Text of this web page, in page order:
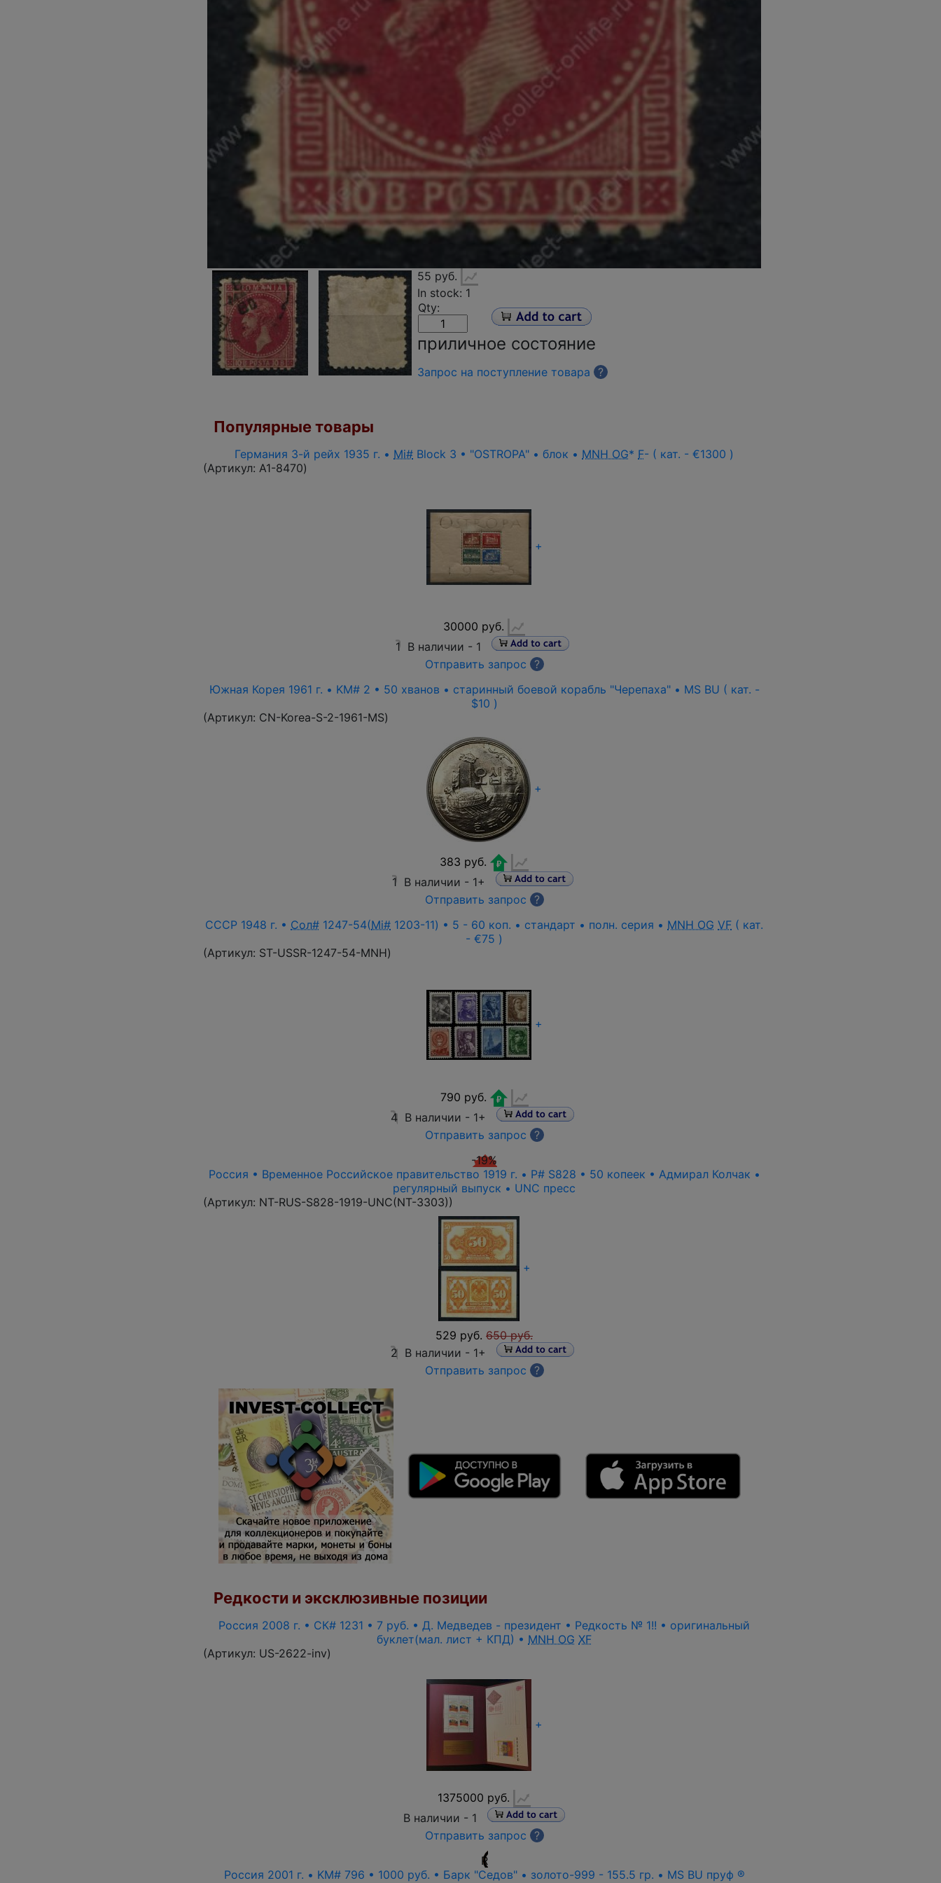
55 руб.
In stock: 1
Qty:
приличное состояние
Запрос на поступление товара ?
Популярные товары
Германия 3-й рейх 1935 г. • Mi# Block 3 • "OSTROPA" • блок • MNH OG* F- ( кат. - €1300 )
(Артикул: A1-8470)
+
30000 руб.
1 В наличии - 1
Отправить запрос
?
Южная Корея 1961 г. • KM# 2 • 50 хванов • старинный боевой корабль "Черепаха" • MS BU ( кат. -
$10 )
(Артикул: CN-Korea-S-2-1961-MS)
+
383 руб.
1 В наличии - 1+
Отправить запрос
?
СССР 1948 г. • Сол# 1247-54(Mi# 1203-11) • 5 - 60 коп. • стандарт • полн. серия • MNH OG VF ( кат.
- €75 )
(Артикул: ST-USSR-1247-54-MNH)
+
790 руб.
4 В наличии - 1+
Отправить запрос
?
-19%
Россия • Временное Российское правительство 1919 г. • P# S828 • 50 копеек • Адмирал Колчак •
регулярный выпуск • UNC пресс
(Артикул: NT-RUS-S828-1919-UNC(NT-3303))
+
529 руб. 650 руб.
2 В наличии - 1+
Отправить запрос
?
Редкости и эксклюзивные позиции
Россия 2008 г. • СК# 1231 • 7 руб. • Д. Медведев - президент • Редкость № 1!! • оригинальный
буклет(мал. лист + КПД) • MNH OG XF
(Артикул: US-2622-inv)
+
1375000 руб.
В наличии - 1
Отправить запрос
?
R
Россия 2001 г. • KM# 796 • 1000 руб. • Барк "Седов" • золото-999 - 155.5 гр. • MS BU пруф ®